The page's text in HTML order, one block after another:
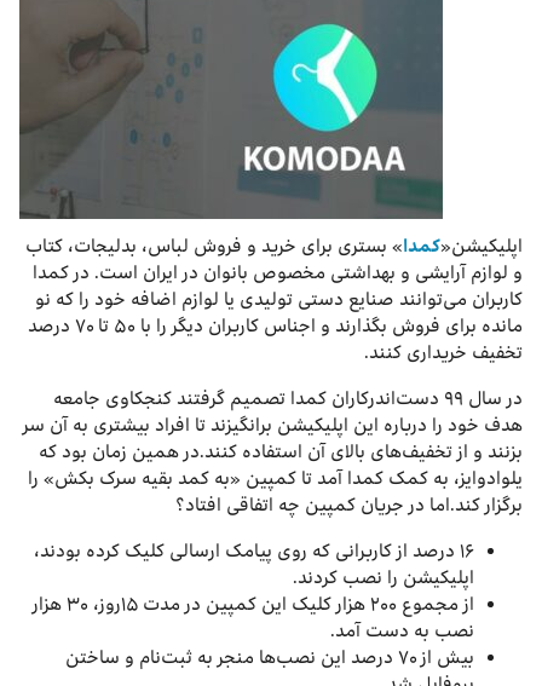
اپلیکیشن«کمدا» بستری برای خرید و فروش لباس، بدلیجات، کتاب
و لوازم آرایشی و بهداشتی مخصوص بانوان در ایران است. در کمدا
کاربران می‌توانند صنایع دستی تولیدی یا لوازم اضافه خود را که نو
مانده برای فروش بگذارند و اجناس کاربران دیگر را با ۵۰ تا ۷۰ درصد
تخفیف خریداری کنند.
در سال ۹۹ دست‌اندرکاران کمدا تصمیم گرفتند کنجکاوی جامعه
هدف خود را درباره این اپلیکیشن برانگیزند تا افراد بیشتری به آن سر
بزنند و از تخفیف‌های بالای آن استفاده کنند.در همین زمان بود که
یلوادوایز، به کمک کمدا آمد تا کمپین «به کمد بقیه سرک بکش» را
برگزار کند.اما در جریان کمپین چه اتفاقی افتاد؟
۱۶ درصد از کاربرانی که روی پیامک ارسالی کلیک کرده بودند،
اپلیکیشن را نصب کردند.
از مجموع ۲۰۰ هزار کلیک این کمپین در مدت ۱۵روز، ۳۰ هزار
نصب به دست آمد.
بیش از ۷۰ درصد این نصب‌ها منجر به ثبت‌نام و ساختن